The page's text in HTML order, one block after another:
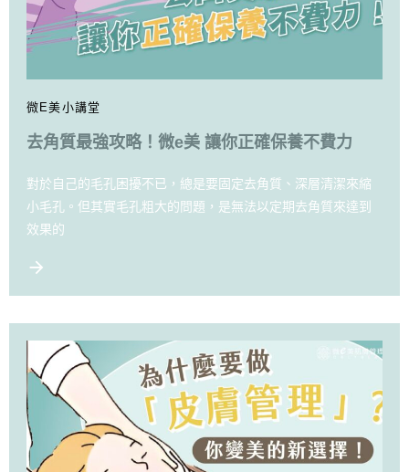
微E美小講堂
去角質最強攻略！微e美 讓你正確保養不費力
對於自己的毛孔困擾不已，總是要固定去角質、深層清潔來縮
小毛孔。但其實毛孔粗大的問題，是無法以定期去角質來達到
效果的